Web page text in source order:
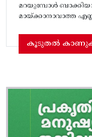
മറയുമ്പോൾ
മായ്ക്കാനാവാത്ത
കൂടുതൽ